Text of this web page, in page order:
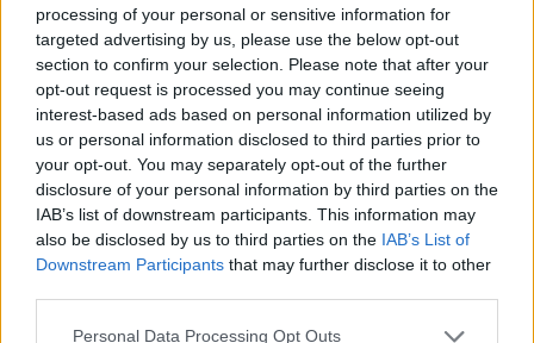
processing of your personal or sensitive information for
targeted advertising by us, please use the below opt-out
section to confirm your selection. Please note that after your
opt-out request is processed you may continue seeing
interest-based ads based on personal information utilized by
us or personal information disclosed to third parties prior to
your opt-out. You may separately opt-out of the further
disclosure of your personal information by third parties on the
IAB’s list of downstream participants. This information may
also be disclosed by us to third parties on the IAB’s List of
Downstream Participants that may further disclose it to other
Personal Data Processing Opt Outs